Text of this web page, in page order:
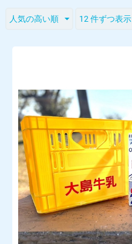
人気の高い順 12 件ずつ表示